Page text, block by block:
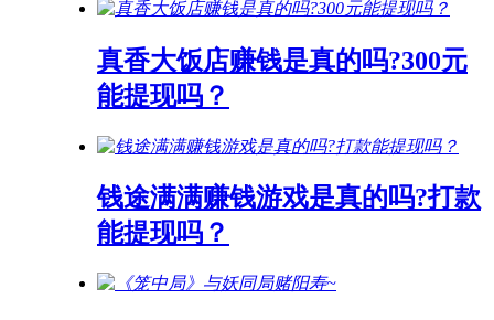
真香大饭店赚钱是真的吗?300元
能提现吗？
钱途满满赚钱游戏是真的吗?打款
能提现吗？